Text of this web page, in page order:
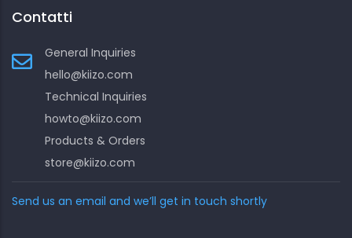
Contatti
General Inquiries
hello@kiizo.com
Technical Inquiries
howto@kiizo.com
Products & Orders
store@kiizo.com
Send us an email and we’ll get in touch shortly